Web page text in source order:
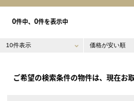
0件中、 0件を表示中
ご希望の検索条件の物件は、現在お